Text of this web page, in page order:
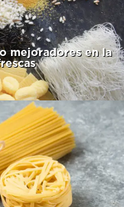
mejoradores en la